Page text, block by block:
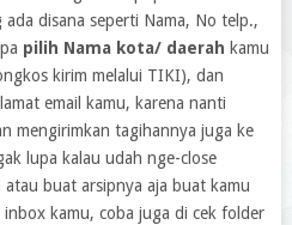
ada disana seperti Nama, No telp.,
pilih Nama kota/ daerah kamu
kirim melalui TIKI), dan
email kamu, karena nanti
mengirimkan tagihannya juga ke
lupa kalau udah nge-close
buat arsipnya aja buat kamu
kamu, coba juga di cek folder